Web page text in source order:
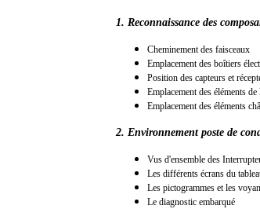
1. Reconnaissance des
Cheminement des faisceaux
Emplacement des boîtiers
Position des capteurs et
Emplacement des éléments
Emplacement des éléments
2. Environnement poste de
Vus d'ensemble des
Les différents écrans du
Les pictogrammes et les
Le diagnostic embarqué